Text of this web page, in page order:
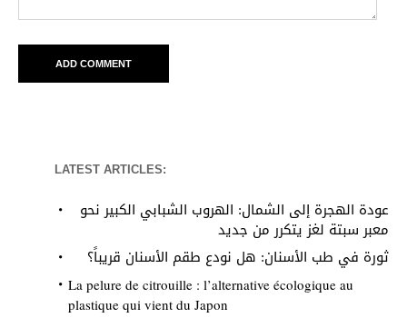
LATEST ARTICLES:
عودة الهجرة إلى الشمال: الهروب الشبابي الكبير نحو
معبر سبتة لغز يتكرر من جديد
ثورة في طب الأسنان: هل نودع طقم الأسنان قريباً؟
La pelure de citrouille : l’alternative écologique au
plastique qui vient du Japon